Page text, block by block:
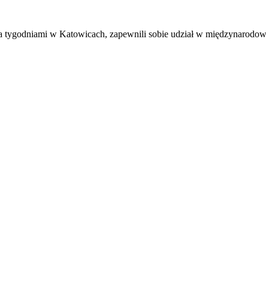
w Katowicach, zapewnili sobie udział w